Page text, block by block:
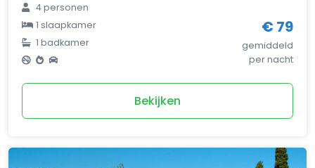
4 personen
1 slaapkamer
1 badkamer
€ 79
gemiddeld
per nacht
Bekijken